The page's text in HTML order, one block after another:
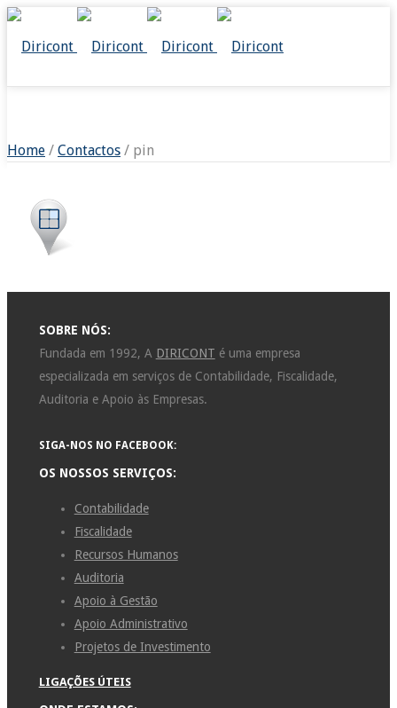
Home / Contactos / pin
SOBRE NÓS:
Fundada em 1992, A DIRICONT é uma empresa
especializada em serviços de Contabilidade, Fiscalidade,
Auditoria e Apoio às Empresas.
SIGA-NOS NO FACEBOOK:
OS NOSSOS SERVIÇOS:
Contabilidade
Fiscalidade
Recursos Humanos
Auditoria
Apoio à Gestão
Apoio Administrativo
Projetos de Investimento
LIGAÇÕES ÚTEIS